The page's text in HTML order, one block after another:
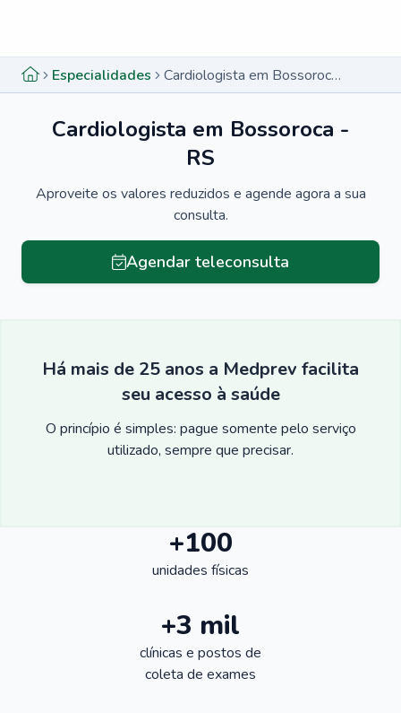
Especialidades Cardiologista em Bossoroca - RS
Cardiologista em Bossoroca -
RS
Aproveite os valores reduzidos e agende agora a sua
consulta.
Agendar teleconsulta
Há mais de 25 anos a Medprev facilita
seu acesso à saúde
O princípio é simples: pague somente pelo serviço
utilizado, sempre que precisar.
+100
unidades físicas
+3 mil
clínicas e postos de
coleta de exames